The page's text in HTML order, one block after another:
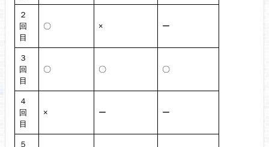
２
回
目
〇 × ー
３
回
目
〇 〇 〇
４
回
目
× ー ー
５